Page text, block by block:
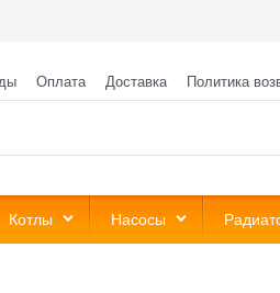
Оплата Доставка Политика
Котлы Насосы